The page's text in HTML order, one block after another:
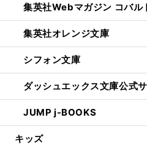
集英社Webマガジン コバル
集英社オレンジ文庫
シフォン文庫
ダッシュエックス文庫公式
JUMP j-BOOKS
キッズ